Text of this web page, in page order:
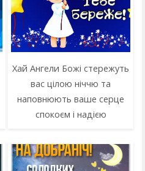
Хай Ангели Божі стережуть
вас цілою ніччю та
наповнюють ваше серце
спокоєм і надією